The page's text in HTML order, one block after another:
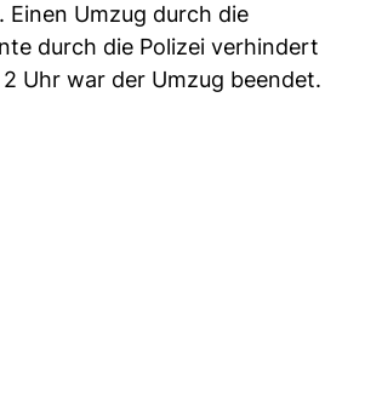
Einen Umzug durch die
durch die Polizei verhindert
Uhr war der Umzug beendet.